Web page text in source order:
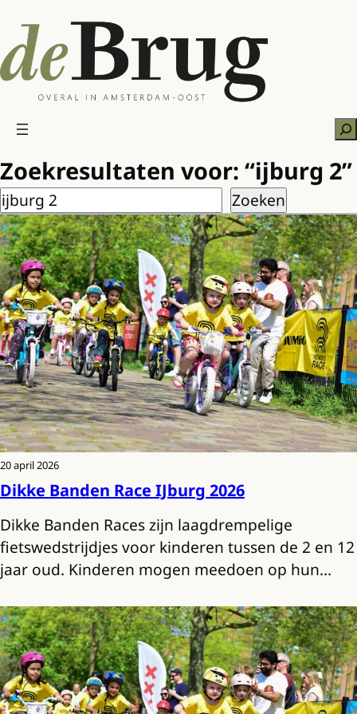
naar
de
inhoud
Zoekresultaten voor: “ijburg 2”
Zoeken Zoeken
20 april 2026
Dikke Banden Race IJburg 2026
Dikke Banden Races zijn laagdrempelige
fietswedstrijdjes voor kinderen tussen de 2 en 12
jaar oud. Kinderen mogen meedoen op hun…